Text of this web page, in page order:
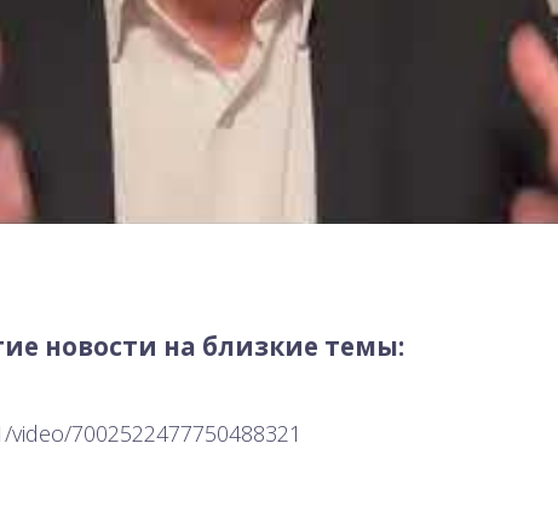
новости на близкие темы:
7002522477750488321